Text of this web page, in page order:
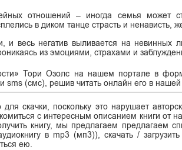
отношений – иногда семья может
в диком танце страсть и ненависть,
весь негатив выливается на невинных
из эмоциями, страхами и
Тори Озолс на нашем портале в
sms (смс), решив читать онлайн его в нашей
скачки, поскольку это нарушает
с интересным описанием книги от
книгу, мы предлагаем предлагаем
в mp3 (мп3)), скачать /
ею.